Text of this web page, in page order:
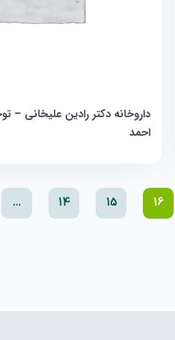
داروخانه دکتر رادین علیخانی –
احمد
… 14 15 16